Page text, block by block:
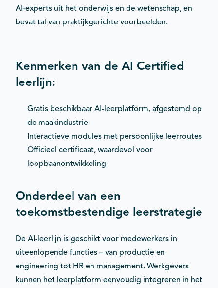
AI-experts uit het onderwijs en de wetenschap, en
bevat tal van praktijkgerichte voorbeelden.
Kenmerken van de AI Certified
leerlijn:
Gratis beschikbaar AI-leerplatform, afgestemd op
de maakindustrie
Interactieve modules met persoonlijke leerroutes
Officieel certificaat, waardevol voor
loopbaanontwikkeling
Onderdeel van een
toekomstbestendige leerstrategie
De AI-leerlijn is geschikt voor medewerkers in
uiteenlopende functies – van productie en
engineering tot HR en management. Werkgevers
kunnen het leerplatform eenvoudig integreren in het